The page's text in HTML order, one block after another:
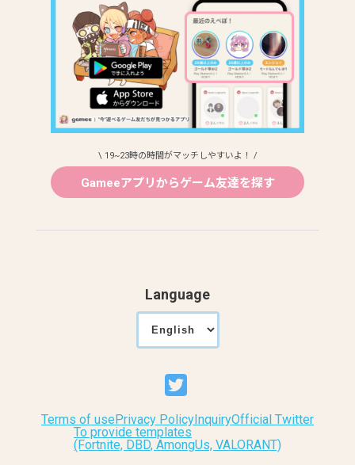
\ 19~23時の時間がマッチしやすいよ！ /
Gameeアプリからゲーム友達を探す
Language
Terms of usePrivacy Policy InquiryOfficial Twitter
To provide templates
(Fortnite, DBD, AmongUs, VALORANT)